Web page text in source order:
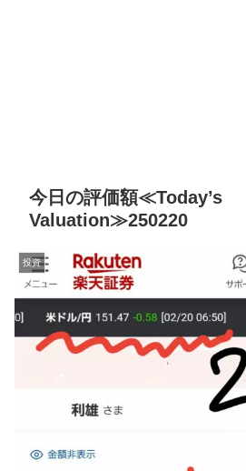
今日の評価額≪Today’s
Valuation≫250220
投資